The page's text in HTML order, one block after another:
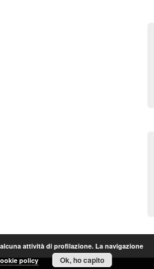
attività di profilazione. La navigazione
policy Ok, ho capito